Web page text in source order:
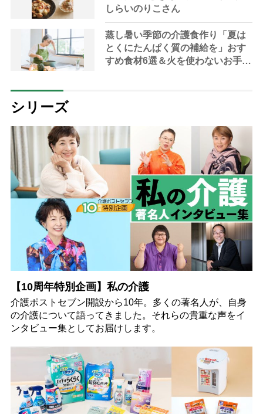
しらいのりこさん
蒸し暑い季節の介護食作り「夏は
とくにたんぱく質の補給を」おす
すめ食材6選＆火を使わないお手軽
シリーズ
【10周年特別企画】私の介護
介護ポストセブン開設から10年。多くの著名人が、自身
の介護について語ってきました。それらの貴重な声をイ
ンタビュー集としてお届けします。